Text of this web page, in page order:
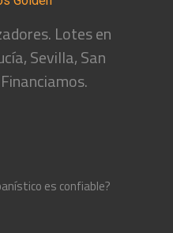
Lotes en
Sevilla, San
es confiable?